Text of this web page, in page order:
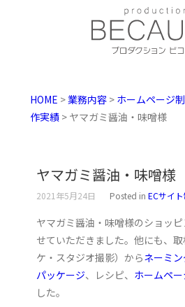
HOME >業務内容 > ホームページ
作実績 > ヤマガミ醤油・味噌様
ヤマガミ醤油・味噌様
2021年5月24日 Posted in ECサイ
ヤマガミ醤油・味噌様のショッ
せていただきました。他にも、
ケ・スタジオ撮影）からネーミン
パッケージ、レシピ、 ホームペー
した。